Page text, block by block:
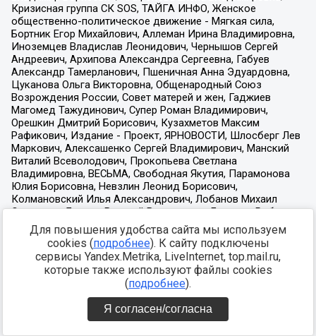
Для повышения удобства сайта мы используем
cookies (подробнее). К сайту подключены
сервисы Yandex.Metrika, LiveInternet, top.mail.ru,
которые также используют файлы cookies
(подробнее).
Я согласен/согласна